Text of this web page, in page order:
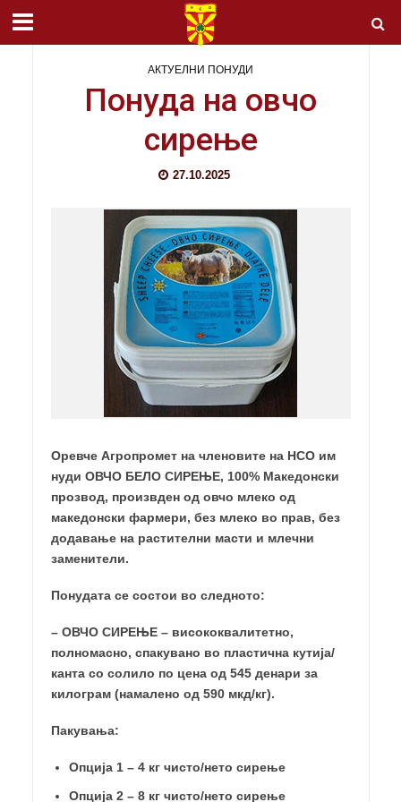
АКТУЕЛНИ ПОНУДИ
Понуда на овчо
сирење
27.10.2025
Оревче Агропромет на членовите на НСО им
нуди ОВЧО БЕЛО СИРЕЊЕ, 100% Македонски
прозвод, произвден од овчо млеко од
македонски фармери, без млеко во прав, без
додавање на растителни масти и млечни
заменители.
Понудата се состои во следното:
– ОВЧО СИРЕЊЕ – висококвалитетно,
полномасно, спакуванo во пластична кутија/
канта со солило по цена од 545 денари за
килограм (намалено од 590 мкд/кг).
Пакувања:
Опција 1 – 4 кг чисто/нето сирење
Опција 2 – 8 кг чисто/нето сирење